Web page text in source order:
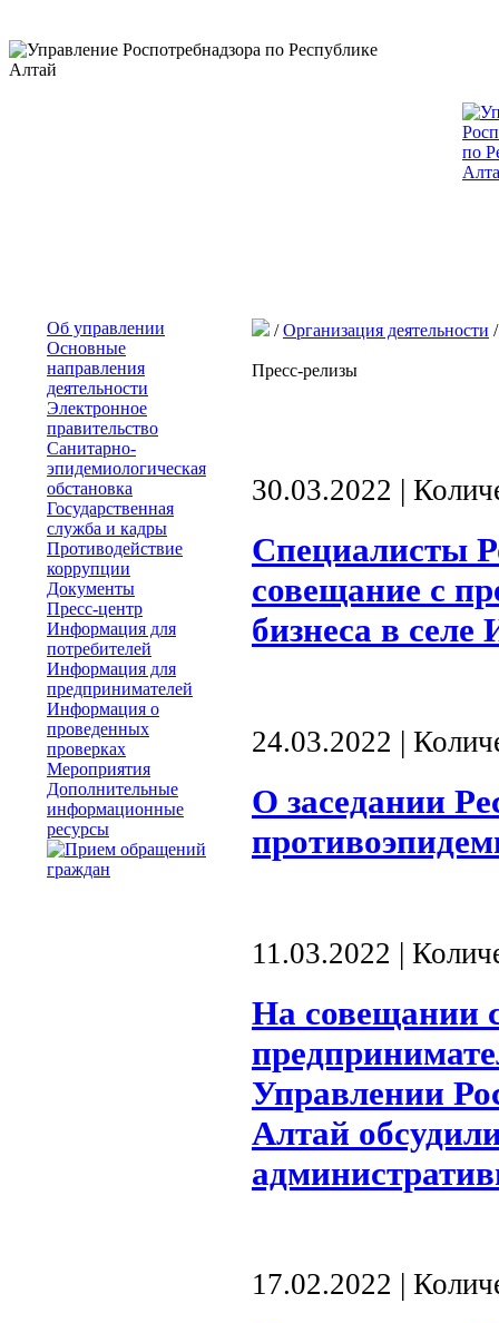
Об управлении
Основные
направления
деятельности
Электронное
правительство
Санитарно-
эпидемиологическая
обстановка
Государственная
служба и кадры
Противодействие
коррупции
Документы
Пресс-центр
Информация для
потребителей
Информация для
предпринимателей
Информация о
проведенных
проверках
Мероприятия
Дополнительные
информационные
ресурсы
/Организация деятельности /
Пресс-релизы
30.03.2022 |
Специалисты
совещание с
бизнеса в селе
24.03.2022 |
О заседании
11.03.2022 |
На совещании
Управлении
Алтай
17.02.2022 |